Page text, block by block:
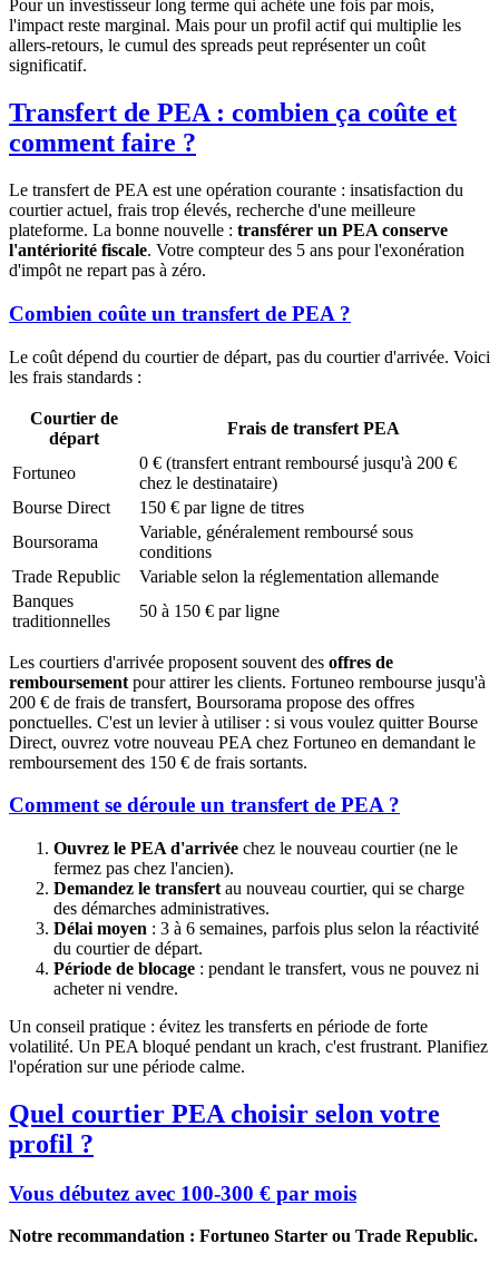
Pour un investisseur long terme qui achète une fois par mois,
l'impact reste marginal. Mais pour un profil actif qui multiplie les
allers-retours, le cumul des spreads peut représenter un coût
significatif.
Transfert de PEA : combien ça coûte et
comment faire ?
Le transfert de PEA est une opération courante : insatisfaction du
courtier actuel, frais trop élevés, recherche d'une meilleure
plateforme. La bonne nouvelle : transférer un PEA conserve
l'antériorité fiscale. Votre compteur des 5 ans pour l'exonération
d'impôt ne repart pas à zéro.
Combien coûte un transfert de PEA ?
Le coût dépend du courtier de départ, pas du courtier d'arrivée. Voici
les frais standards :
Courtier de
départ
Frais de transfert PEA
Fortuneo
0 € (transfert entrant remboursé jusqu'à 200 €
chez le destinataire)
Bourse Direct
150 € par ligne de titres
Boursorama
Variable, généralement remboursé sous
conditions
Trade Republic
Variable selon la réglementation allemande
Banques
traditionnelles
50 à 150 € par ligne
Les courtiers d'arrivée proposent souvent des offres de
remboursement pour attirer les clients. Fortuneo rembourse jusqu'à
200 € de frais de transfert, Boursorama propose des offres
ponctuelles. C'est un levier à utiliser : si vous voulez quitter Bourse
Direct, ouvrez votre nouveau PEA chez Fortuneo en demandant le
remboursement des 150 € de frais sortants.
Comment se déroule un transfert de PEA ?
Ouvrez le PEA d'arrivée chez le nouveau courtier (ne le
fermez pas chez l'ancien).
Demandez le transfert au nouveau courtier, qui se charge
des démarches administratives.
Délai moyen : 3 à 6 semaines, parfois plus selon la réactivité
du courtier de départ.
Période de blocage : pendant le transfert, vous ne pouvez ni
acheter ni vendre.
Un conseil pratique : évitez les transferts en période de forte
volatilité. Un PEA bloqué pendant un krach, c'est frustrant. Planifiez
l'opération sur une période calme.
Quel courtier PEA choisir selon votre
profil ?
Vous débutez avec 100-300 € par mois
Notre recommandation : Fortuneo Starter ou Trade Republic.